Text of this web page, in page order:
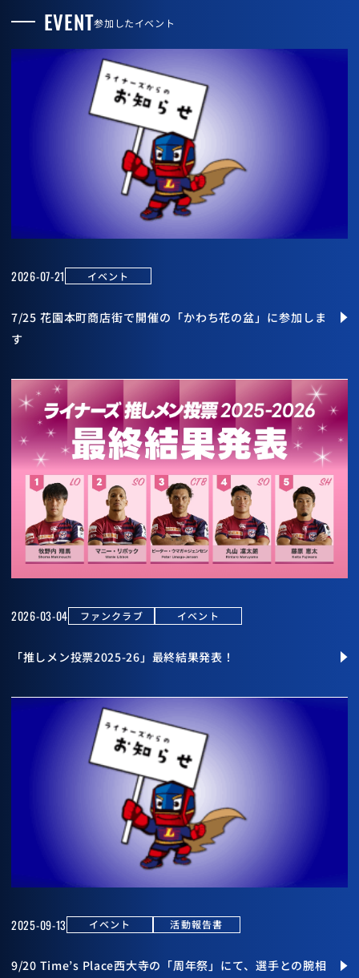
EVENT参加したイベント
2026-07-21 イベント
7/25 花園本町商店街で開催の「かわち花の盆」に参加しま
す
2026-03-04 ファンクラブ イベント
「推しメン投票2025-26」最終結果発表！
2025-09-13 イベント 活動報告書
9/20 Time’s Place西大寺の「周年祭」にて、選手との腕相